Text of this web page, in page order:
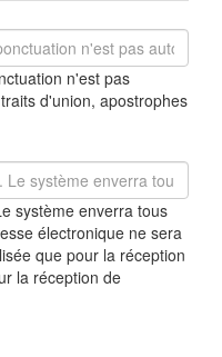
n'est pas
d'union, apostrophes
système enverra tous
électronique ne sera
que pour la réception
la réception de